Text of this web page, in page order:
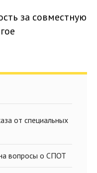
за совместную
от специальных
вопросы о СПОТ